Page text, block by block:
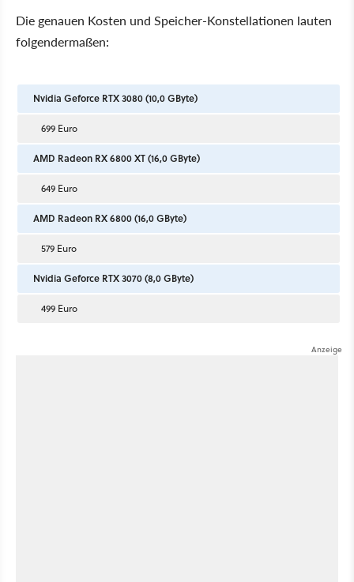
Die genauen Kosten und Speicher-Konstellationen lauten
folgendermaßen:
Nvidia Geforce RTX 3080 (10,0 GByte)
699 Euro
AMD Radeon RX 6800 XT (16,0 GByte)
649 Euro
AMD Radeon RX 6800 (16,0 GByte)
579 Euro
Nvidia Geforce RTX 3070 (8,0 GByte)
499 Euro